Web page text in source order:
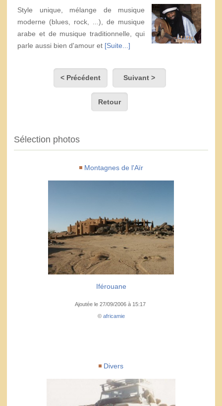
Style unique, mélange de musique
moderne (blues, rock, ...), de musique
arabe et de musique traditionnelle, qui
parle aussi bien d'amour et [Suite...]
< Précédent Suivant >
Retour
Sélection photos
Montagnes de l'Aïr
Iférouane
Ajoutée le 27/09/2006 à 15:17
© africamie
Divers